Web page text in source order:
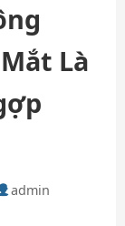
Là
admin